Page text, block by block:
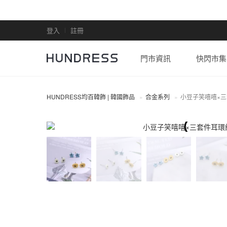
登入 註冊
門市資訊 快閃市集
HUNDRESS均百韓飾 | 韓國飾品 合金系列 小豆子笑嘻嘻×